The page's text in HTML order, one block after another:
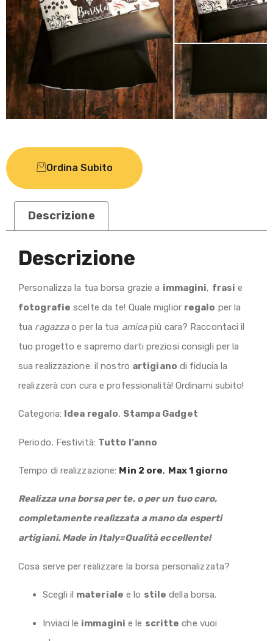
Ordina Subito
Descrizione
Descrizione
Personalizza la tua borsa grazie a immagini, frasi e
fotografie scelte da te! Quale miglior regalo per la
tua ragazzao per la tua amicapiù cara? Raccontaci il
tuo progetto e sapremo darti preziosi consigli per la
sua realizzazione: il nostro artigiano di fiducia la
realizzerà con cura e professionalità! Ordinami subito!
Categoria: Idea regalo, Stampa Gadget
Periodo, Festività: Tutto l’anno
Tempo di realizzazione: Min 2 ore, Max 1 giorno
Realizza una borsa per te, o per un tuo caro,
completamente realizzata a mano da esperti
artigiani. Made in Italy=Qualità eccellente!
Cosa serve per realizzare la borsa personalizzata?
Scegli il materiale e lo stile della borsa.
Inviaci le immagini e le scritte che vuoi